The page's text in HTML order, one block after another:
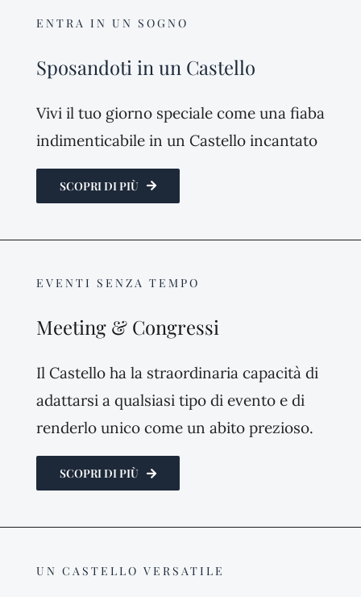
ENTRA IN UN SOGNO
Sposandoti in un Castello
Vivi il tuo giorno speciale come una fiaba
indimenticabile in un Castello incantato
SCOPRI DI PIÙ
EVENTI SENZA TEMPO
Meeting & Congressi
Il Castello ha la straordinaria capacità di
adattarsi a qualsiasi tipo di evento e di
renderlo unico come un abito prezioso.
SCOPRI DI PIÙ
UN CASTELLO VERSATILE